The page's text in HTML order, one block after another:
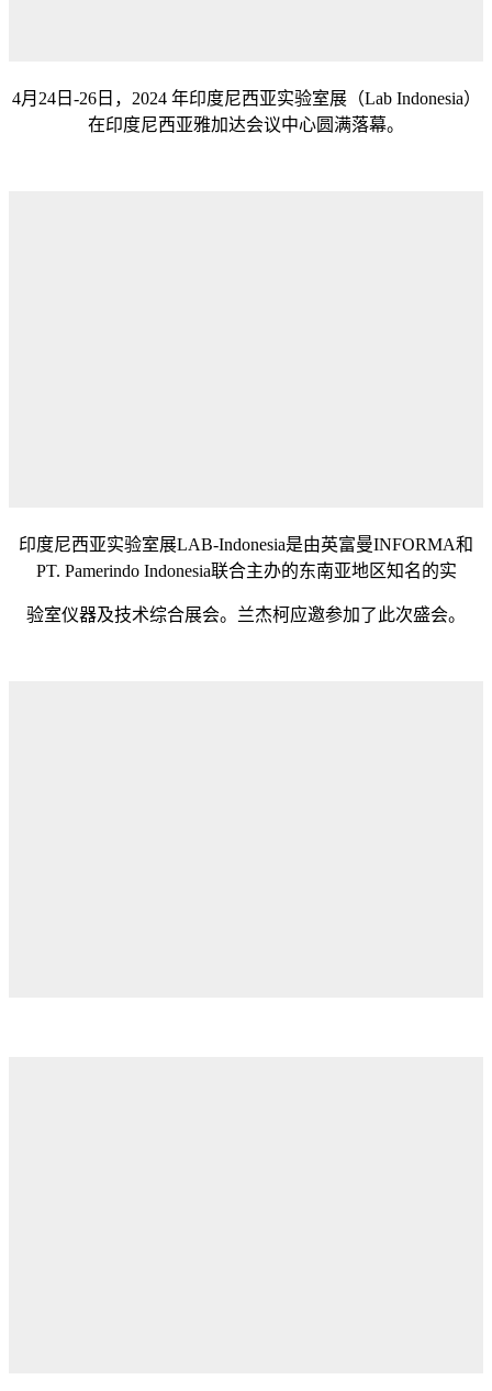
4月24日-26日，2024 年印度尼西亚实验室展（Lab Indonesia）
在印度尼西亚雅加达会议中心圆满落幕。
印度尼西亚实验室展LAB-Indonesia是由英富曼INFORMA和
PT. Pamerindo Indonesia联合主办的东南亚地区知名的实
验室仪器及技术综合展会。兰杰柯应邀参加了此次盛会。